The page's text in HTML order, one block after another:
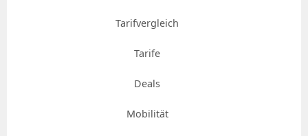
Tarifvergleich
Tarife
Deals
Mobilität